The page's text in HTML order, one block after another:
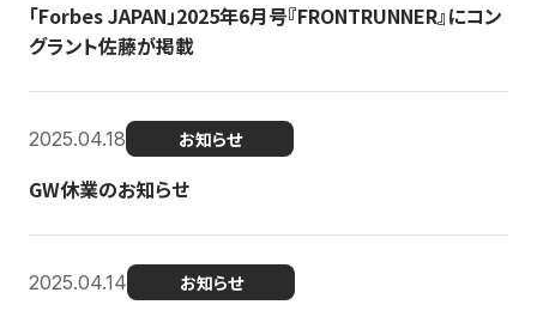
「Forbes JAPAN」2025年6月号『FRONTRUNNER』にコン
グラント佐藤が掲載
2025.04.18 お知らせ
GW休業のお知らせ
2025.04.14 お知らせ